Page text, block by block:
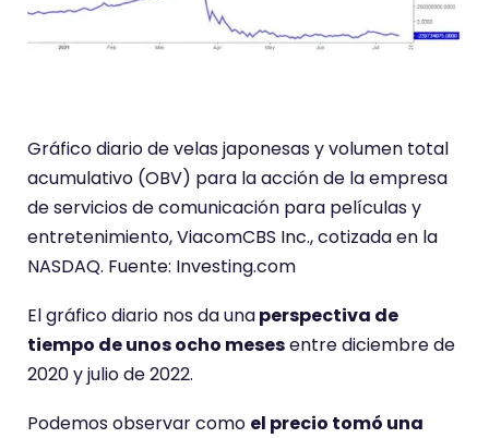
Gráfico diario de velas japonesas y volumen total
acumulativo (OBV) para la acción de la empresa
de servicios de comunicación para películas y
entretenimiento, ViacomCBS Inc., cotizada en la
NASDAQ. Fuente: Investing.com
El gráfico diario nos da unaperspectiva de
tiempo de unos ocho mesesentre diciembre de
2020 y julio de 2022.
Podemos observar como el precio tomó una